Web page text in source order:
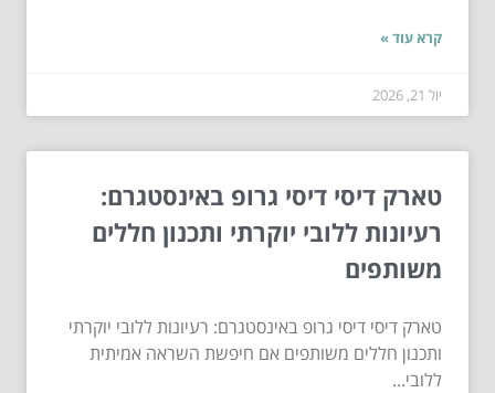
קרא עוד »
יול 21, 2026
טארק דיסי דיסי גרופ באינסטגרם:
רעיונות ללובי יוקרתי ותכנון חללים
משותפים
טארק דיסי דיסי גרופ באינסטגרם: רעיונות ללובי יוקרתי
ותכנון חללים משותפים אם חיפשת השראה אמיתית
ללובי...